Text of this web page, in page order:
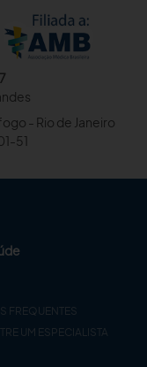
- Rio de Janeiro
51
FREQUENTES
UM ESPECIALISTA